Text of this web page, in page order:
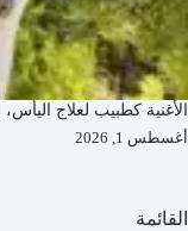
الأغنية كطبيب لعلاج
أغسطس 1, 2026
القائمة